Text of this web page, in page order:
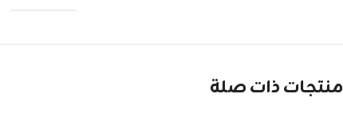
منتجات ذات صلة